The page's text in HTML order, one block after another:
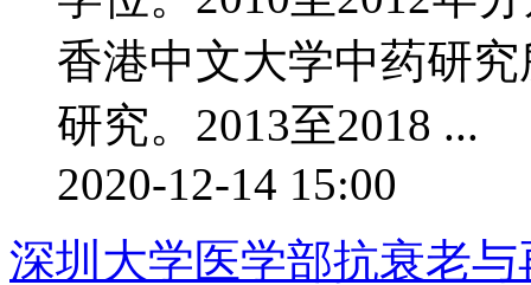
香港中文大学中药研
研究。2013至2018 ...
2020-12-14 15:00
深圳大学医学部抗衰老